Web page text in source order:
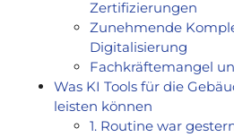
Zertifizierungen
Zunehmende
Digitalisierung
Fachkräftemangel
Was KI Tools für die
leisten können
1. Routine war